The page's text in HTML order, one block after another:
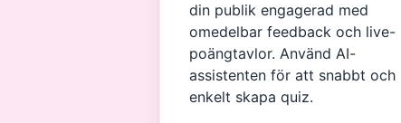
din publik engagerad med
omedelbar feedback och live-
poängtavlor. Använd AI-
assistenten för att snabbt och
enkelt skapa quiz.